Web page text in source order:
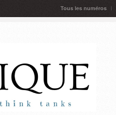
Tous les numéros